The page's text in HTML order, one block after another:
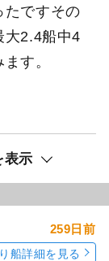
たですその
大2.4船中4
す。
表示
259日前
船詳細を見る